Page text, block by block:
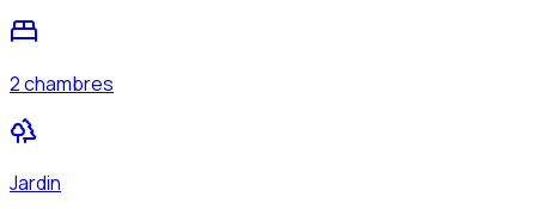
2 chambres
Jardin